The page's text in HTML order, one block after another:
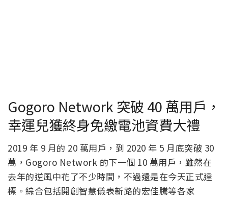
Gogoro Network 突破 40 萬用戶，
幸運兒獲終身免繳電池資費大禮
2019 年 9 月的 20 萬用戶，到 2020 年 5 月底突破 30
萬，Gogoro Network 的下一個 10 萬用戶，雖然在
去年的逆風中花了不少時間，不過還是在今天正式達
標。綜合包括開創智慧儀表新路的宏佳騰等各家